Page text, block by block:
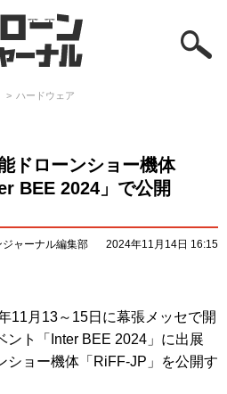
ハードウェア
ドローンショー機体
BEE 2024」で公開
ジャーナル編集部 2024年11月14日 16:15
11月13～15日に幕張メッセで開
ント「Inter BEE 2024」に出展
ショー機体「RiFF-JP」を公開す